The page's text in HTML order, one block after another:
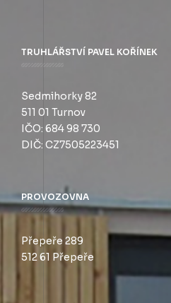
TRUHLÁŘSTVÍ PAVEL KOŘÍNEK
Sedmihorky 82
511 01 Turnov
IČO: 684 98 730
DIČ: CZ7505223451
PROVOZOVNA
Přepeře 289
512 61 Přepeře